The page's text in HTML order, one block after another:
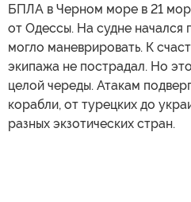
БПЛА в Черном море в 21
от Одессы. На судне начался
могло маневрировать. К
экипажа не пострадал. Но
целой череды. Атакам
корабли, от турецких до
разных экзотических стран.